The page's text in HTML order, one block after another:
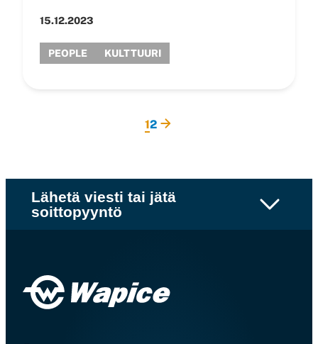
15.12.2023
PEOPLE KULTTUURI
12
Lähetä viesti tai jätä
soittopyyntö